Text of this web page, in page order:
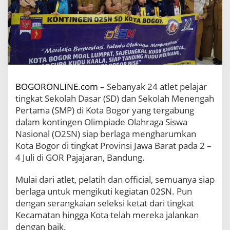
o
t
a
o
g
o
2
4
A
t
l
t
l
a
j
a
r
BOGORONLINE.com – Sebanyak 24 atlet pelajar
tingkat Sekolah Dasar (SD) dan Sekolah Menengah
Pertama (SMP) di Kota Bogor yang tergabung
dalam kontingen Olimpiade Olahraga Siswa
Nasional (O2SN) siap berlaga mengharumkan
Kota Bogor di tingkat Provinsi Jawa Barat pada 2 –
4 Juli di GOR Pajajaran, Bandung.
Mulai dari atlet, pelatih dan official, semuanya siap
berlaga untuk mengikuti kegiatan 02SN. Pun
dengan serangkaian seleksi ketat dari tingkat
Kecamatan hingga Kota telah mereka jalankan
dengan baik.